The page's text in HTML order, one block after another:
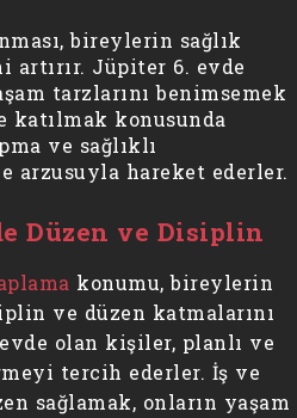
bireylerin sağlık
artırır. Jüpiter 6. evde
tarzlarını benimsemek
konusunda
ve sağlıklı
arzusuyla hareket ederler.
Düzen ve Disiplin
konumu, bireylerin
ve düzen katmalarını
olan kişiler, planlı ve
tercih ederler. İş ve
sağlamak, onların yaşam